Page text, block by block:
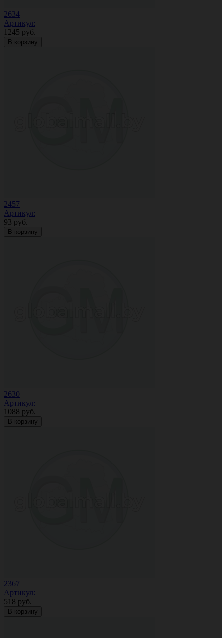
2634
Артикул:
1245 руб.
В корзину
2457
Артикул:
93 руб.
В корзину
2630
Артикул:
1088 руб.
В корзину
2367
Артикул:
518 руб.
В корзину